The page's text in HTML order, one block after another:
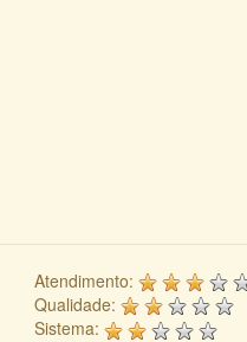
Atendimento:
Qualidade:
Sistema: